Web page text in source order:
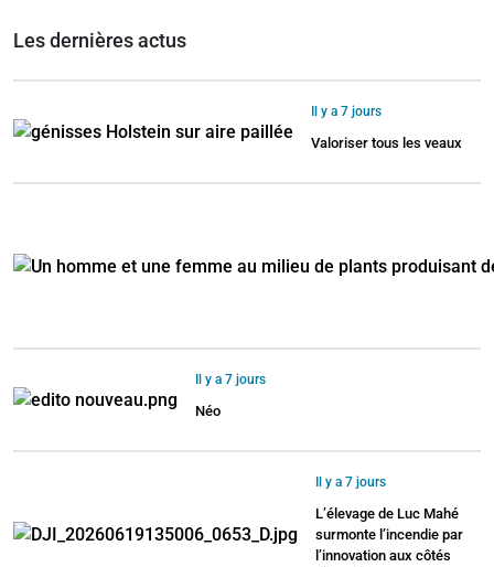
Les dernières actus
Il y a 7 jours
Valoriser tous les veaux
Il y a 7 jours
Néo
Il y a 7 jours
L’élevage de Luc Mahé
surmonte l’incendie par
l’innovation aux côtés